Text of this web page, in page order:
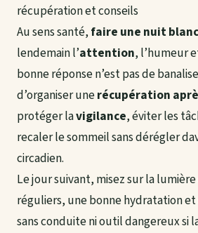
récupération et conseils
Au sens santé,faire une nuit
lendemain l’attention, l’humeur
bonne réponse n’est pas de
d’organiser unerécupération
protéger lavigilance, éviter les
recaler le sommeil sans dérégler
circadien.
Le jour suivant, misez sur la
réguliers, une bonne hydratation
sans conduite ni outil dangereux si